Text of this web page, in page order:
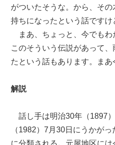
がついたそうな。から、そ
持ちになったという話ですけ
まあ、ちょっと、今でもわ
このそういう伝説があって
たという話もあります。まあ
解説
話し手は明治30年（1897
（1982）7月30日にうかが
に分類される。元屋地区に